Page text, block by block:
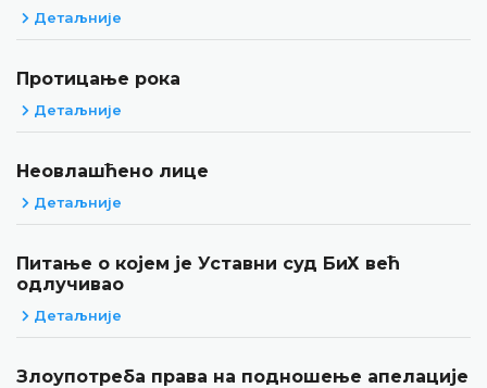
Детаљније
Протицање рока
Детаљније
Неовлашћено лице
Детаљније
Питање о којем је Уставни суд БиХ већ
одлучивао
Детаљније
Злоупотреба права на подношење апелације